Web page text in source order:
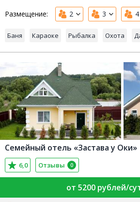
Размещение: 2 3 4
Баня Караоке Рыбалка Охота
Семейный отель «Застава у Оки»
6,0 Отзывы 0
от 5200 рублей/